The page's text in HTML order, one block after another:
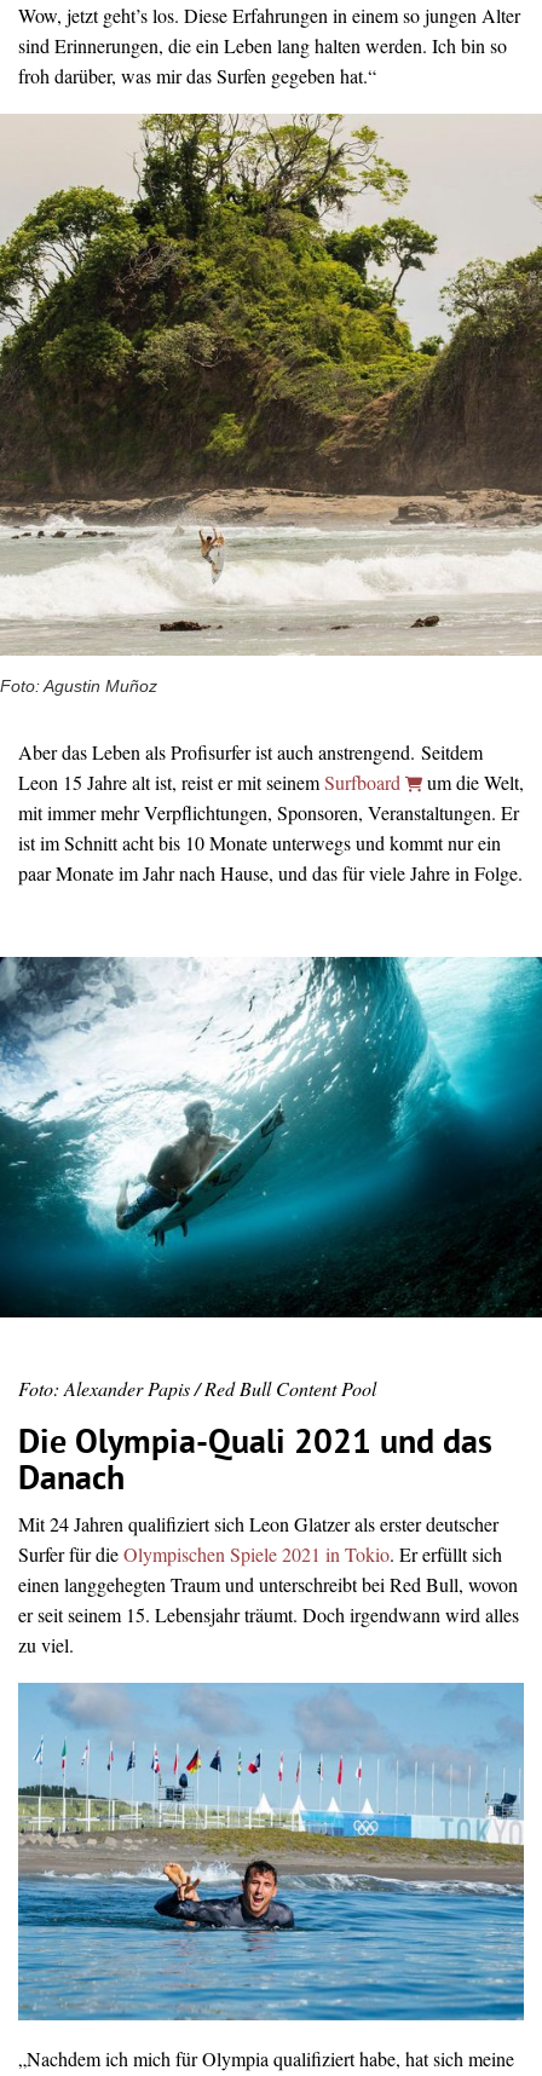
Wow, jetzt geht’s los. Diese Erfahrungen in einem so jungen Alter
sind Erinnerungen, die ein Leben lang halten werden. Ich bin so
froh darüber, was mir das Surfen gegeben hat.“
Foto: Agustin Muñoz
Aber das Leben als Profisurfer ist auch anstrengend. Seitdem
Leon 15 Jahre alt ist, reist er mit seinemSurfboard
um die Welt,
mit immer mehr Verpflichtungen, Sponsoren, Veranstaltungen. Er
ist im Schnitt acht bis 10 Monate unterwegs und kommt nur ein
paar Monate im Jahr nach Hause, und das für viele Jahre in Folge.
Foto: Alexander Papis / Red Bull Content Pool
Die Olympia-Quali 2021 und das
Danach
Mit 24 Jahren qualifiziert sich Leon Glatzer als erster deutscher
Surfer für dieOlympischen Spiele 2021 in Tokio. Er erfüllt sich
einen langgehegten Traum und unterschreibt bei Red Bull, wovon
er seit seinem 15. Lebensjahr träumt. Doch irgendwann wird alles
zu viel.
„Nachdem ich mich für Olympia qualifiziert habe, hat sich meine